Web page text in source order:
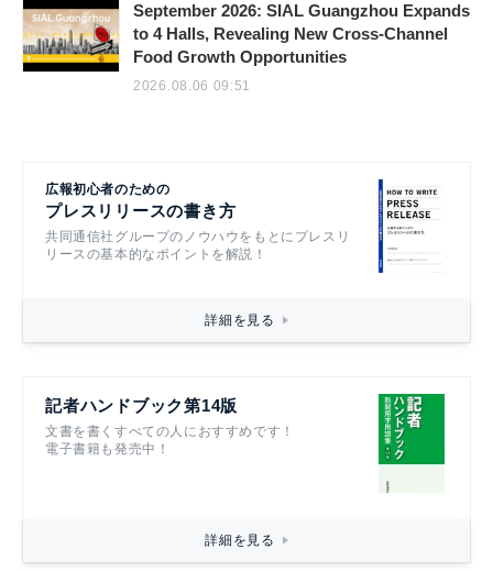
September 2026: SIAL Guangzhou Expands
to 4 Halls, Revealing New Cross-Channel
Food Growth Opportunities
2026.08.06 09:51
広報初心者のための
プレスリリースの書き方
共同通信社グループのノウハウをもとにプレスリ
リースの基本的なポイントを解説！
詳細を見る
記者ハンドブック第14版
文書を書くすべての人におすすめです！
電子書籍も発売中！
詳細を見る